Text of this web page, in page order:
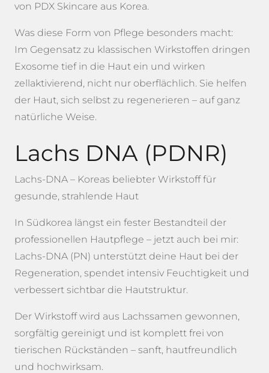
About Me
Preise
Wirkstoffkosmetik
von PDX Skincare aus Korea.
Was diese Form von Pflege besonders macht:
Im Gegensatz zu klassischen Wirkstoffen dringen
Exosome tief in die Haut ein und wirken
zellaktivierend, nicht nur oberflächlich. Sie helfen
der Haut, sich selbst zu regenerieren – auf ganz
natürliche Weise.
Lachs DNA (PDNR)
Lachs-DNA – Koreas beliebter Wirkstoff für
gesunde, strahlende Haut
In Südkorea längst ein fester Bestandteil der
professionellen Hautpflege – jetzt auch bei mir:
Lachs-DNA (PN) unterstützt deine Haut bei der
Regeneration, spendet intensiv Feuchtigkeit und
verbessert sichtbar die Hautstruktur.
Der Wirkstoff wird aus Lachssamen gewonnen,
sorgfältig gereinigt und ist komplett frei von
tierischen Rückständen – sanft, hautfreundlich
und hochwirksam.